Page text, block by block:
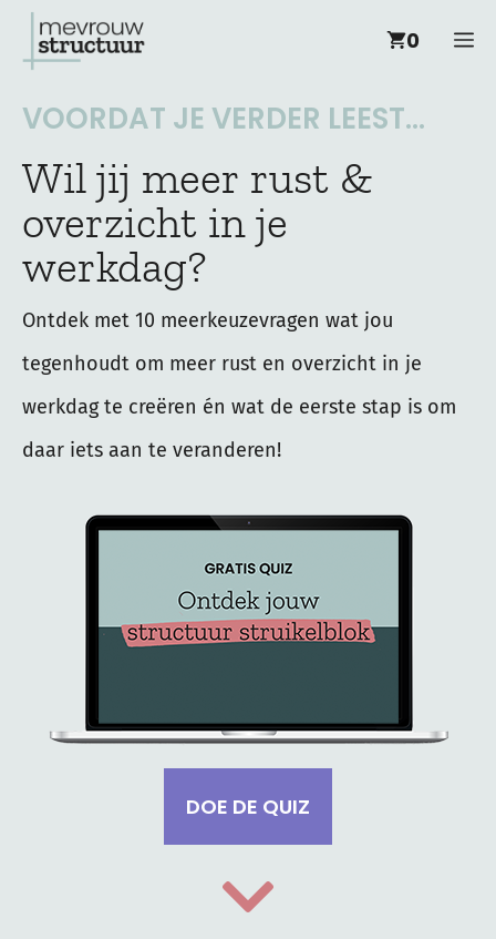
naar
0
VOORDAT JE VERDER LEEST...
Wil jij meer rust &
overzicht in je
werkdag?
Ontdek met 10 meerkeuzevragen wat jou
tegenhoudt om meer rust en overzicht in je
werkdag te creëren én wat de eerste stap is om
daar iets aan te veranderen!
DOE DE QUIZ